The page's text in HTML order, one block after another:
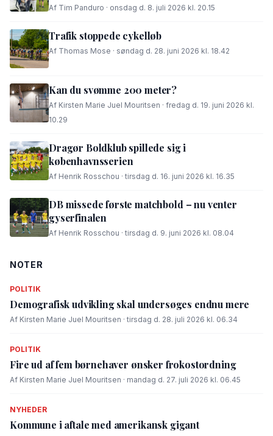
Af Tim Panduro · onsdag d. 8. juli 2026 kl. 20.15
Trafik stoppede cykelløb
Af Thomas Mose · søndag d. 28. juni 2026 kl. 18.42
Kan du svømme 200 meter?
Af Kirsten Marie Juel Mouritsen · fredag d. 19. juni 2026 kl.
10.29
Dragør Boldklub spillede sig i
københavnsserien
Af Henrik Rosschou · tirsdag d. 16. juni 2026 kl. 16.35
DB missede første matchbold – nu venter
gyserfinalen
Af Henrik Rosschou · tirsdag d. 9. juni 2026 kl. 08.04
NOTER
POLITIK
Demografisk udvikling skal undersøges endnu mere
Af Kirsten Marie Juel Mouritsen · tirsdag d. 28. juli 2026 kl. 06.34
POLITIK
Fire ud af fem børnehaver ønsker frokostordning
Af Kirsten Marie Juel Mouritsen · mandag d. 27. juli 2026 kl. 06.45
NYHEDER
Kommune i aftale med amerikansk gigant